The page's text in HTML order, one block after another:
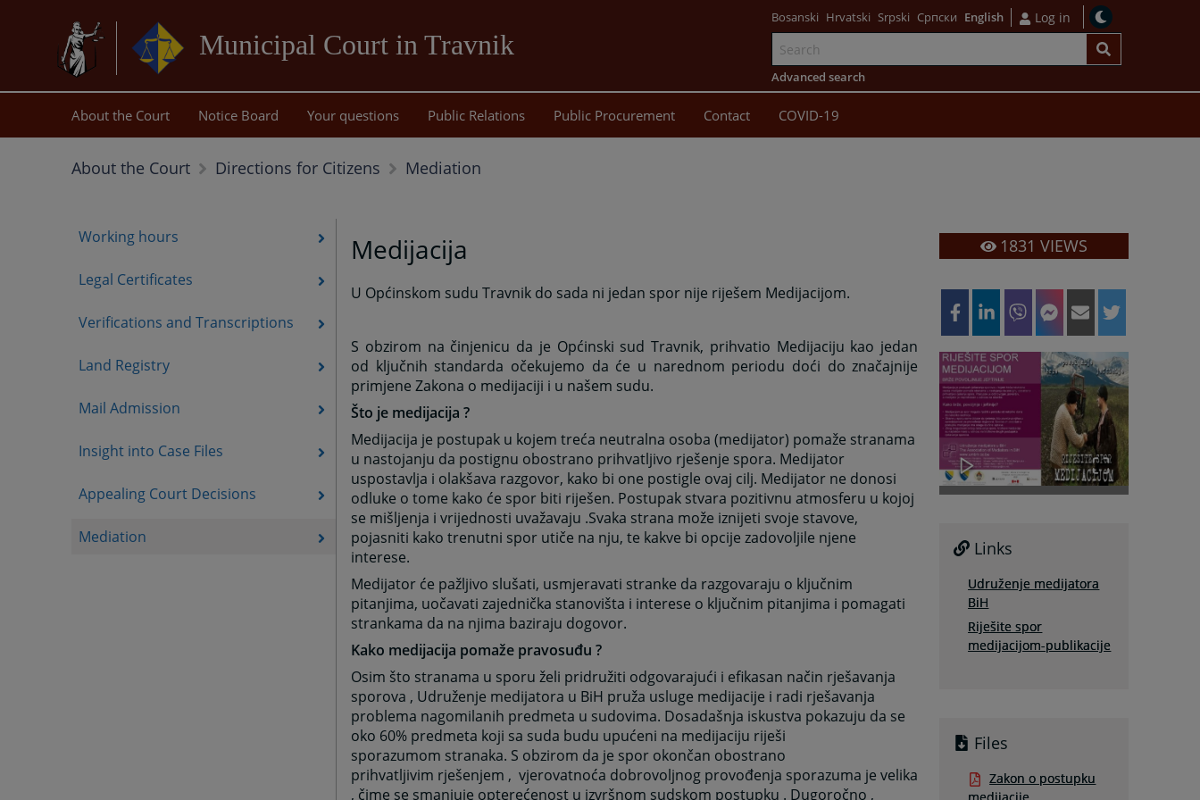
Municipal Court in Travnik
main
content
Bosanski Hrvatski Srpski Српски English Log in
Advanced search
About the Court Notice Board Your questions Public Relations Public Procurement Contact COVID-19
About the Court Directions for Citizens Mediation
Working hours
Legal Certificates
Verifications and Transcriptions
Land Registry
Mail Admission
Insight into Case Files
Appealing Court Decisions
Mediation
Medijacija
U Općinskom sudu Travnik do sada ni jedan spor nije riješem Medijacijom.
S obzirom na činjenicu da je Općinski sud Travnik, prihvatio Medijaciju kao jedan
od ključnih standarda očekujemo da će u narednom periodu doći do značajnije
primjene Zakona o medijaciji i u našem sudu.
Što je medijacija ?
Medijacija je postupak u kojem treća neutralna osoba (medijator) pomaže stranama
u nastojanju da postignu obostrano prihvatljivo rješenje spora. Medijator
uspostavlja i olakšava razgovor, kako bi one postigle ovaj cilj. Medijator ne donosi
odluke o tome kako će spor biti riješen. Postupak stvara pozitivnu atmosferu u kojoj
se mišljenja i vrijednosti uvažavaju .Svaka strana može iznijeti svoje stavove,
pojasniti kako trenutni spor utiče na nju, te kakve bi opcije zadovoljile njene
interese.
Medijator će pažljivo slušati, usmjeravati stranke da razgovaraju o ključnim
pitanjima, uočavati zajednička stanovišta i interese o ključnim pitanjima i pomagati
strankama da na njima baziraju dogovor.
Kako medijacija pomaže pravosuđu ?
Osim što stranama u sporu želi pridružiti odgovarajući i efikasan način rješavanja
sporova , Udruženje medijatora u BiH pruža usluge medijacije i radi rješavanja
problema nagomilanih predmeta u sudovima. Dosadašnja iskustva pokazuju da se
oko 60% predmeta koji sa suda budu upućeni na medijaciju riješi
sporazumom stranaka. S obzirom da je spor okončan obostrano
prihvatljivim rješenjem , vjerovatnoća dobrovoljnog provođenja sporazuma je velika
, čime se smanjuje opterećenost u izvršnom sudskom postupku . Dugoročno ,
1831 VIEWS
Links
Udruženje medijatora
BiH
Riješite spor
medijacijom-publikacije
Files
Zakon o postupku
medijacije